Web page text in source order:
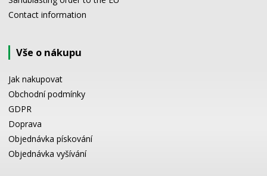
Contact information
Vše o nákupu
Jak nakupovat
Obchodní podmínky
GDPR
Doprava
Objednávka pískování
Objednávka vyšívání